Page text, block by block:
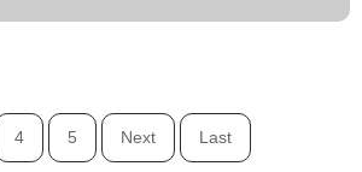
4 5 Next Last